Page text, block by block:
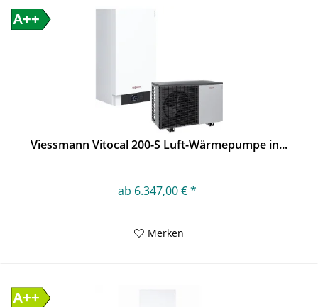
A++
Viessmann Vitocal 200-S Luft-Wärmepumpe in...
ab 6.347,00 € *
Merken
A++